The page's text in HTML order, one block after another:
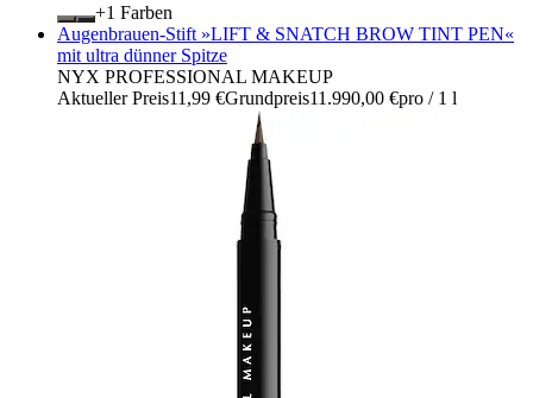
+
Farben
Augenbrauen-Stift »LIFT & SNATCH BROW TINT PEN«
mit ultra dünner Spitze
NYX PROFESSIONAL MAKEUP
Aktueller Preis11,99 €Grundpreis11.990,00 €pro / 1 l